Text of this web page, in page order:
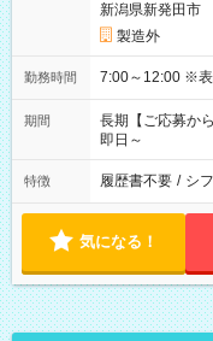
新潟県新発田
製造外
勤務時間 7:00
期間
長期【ご応募か
即日～
特徴 履歴書不要 / シ
気になる！